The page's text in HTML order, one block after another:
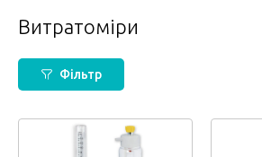
Витратоміри
Фільтр